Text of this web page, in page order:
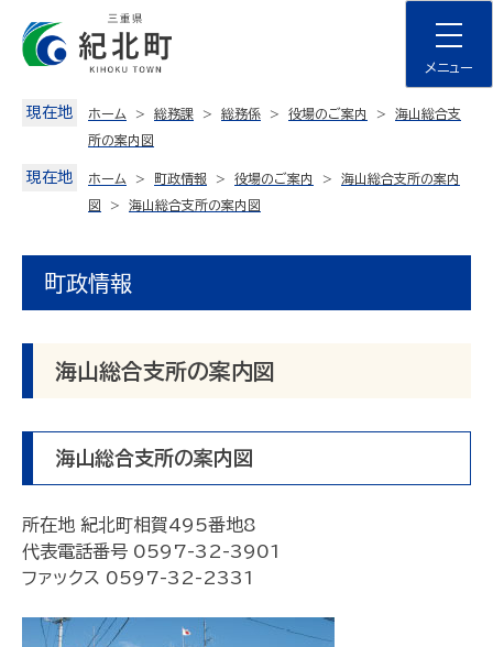
content
メニュー
現在地 ホーム 総務課 総務係 役場のご案内
海山総合支
所の案内図
現在地 ホーム 町政情報 役場のご案内
海山総合支所の案内
図
海山総合支所の案内図
町政情報
海山総合支所の案内図
海山総合支所の案内図
所在地 紀北町相賀495番地8
代表電話番号 0597-32-3901
ファックス 0597-32-2331